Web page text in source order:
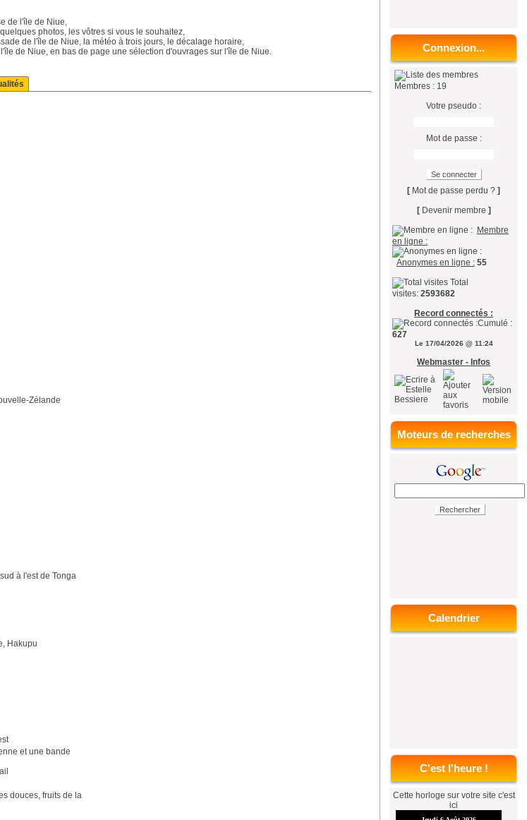
de l'île de Niue,
photos, les vôtres si vous le souhaitez,
de l'île de Niue, la météo à trois jours, le décalage horaire,
de Niue, en bas de page une sélection d'ouvrages sur l'île de Niue.
Zélande
à l'est de Tonga
Hakupu
et une bande
douces, fruits de la
Connexion...
Membres : 19
Votre pseudo :
Mot de passe :
[ Mot de passe perdu ? ]
[ Devenir membre ]
Membre
en ligne :
Anonymes en ligne : 55
Total
visites: 2593682
Record connectés :
Cumulé :
627
Le 17/04/2026 @ 11:24
Webmaster - Infos
Moteurs de recherches
Calendrier
C'est l'heure !
Cette horloge sur votre site c'est
ici